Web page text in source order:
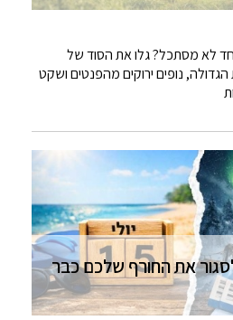
לא מסתכל? גלו את הסוד של
נופים ירוקים מהפנטים ושקט
את החורף שלכם כבר